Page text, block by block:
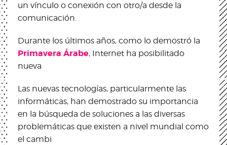
un vínculo o conexión con otro/a desde la
comunicación.
Durante los últimos años, como lo demostró la
Primavera Árabe, Internet ha posibilitado
nueva
Las nuevas tecnologías, particularmente las
informáticas, han demostrado su importancia
en la búsqueda de soluciones a las diversas
problemáticas que existen a nivel mundial como
el cambi